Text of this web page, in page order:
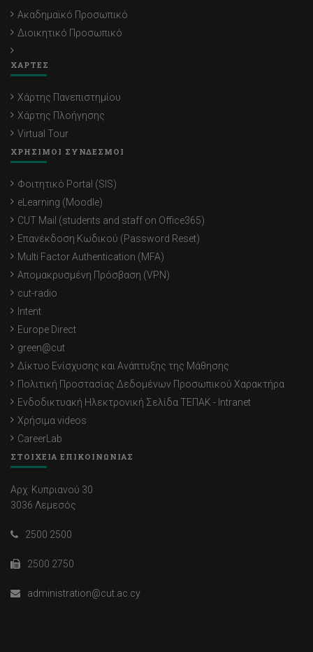
Ακαδημαϊκό Προσωπικό
Διοικητικό Προσωπικό
ΧΑΡΤΕΣ
Χάρτης Πανεπιστημίου
Χάρτης Πλοήγησης
Virtual Tour
ΧΡΗΣΙΜΟΙ ΣΥΝΔΕΣΜΟΙ
Φοιτητικό Portal (SIS)
eLearning (Moodle)
CUT Mail (students and staff on Office365)
Επανέκδοση Κωδικού (Password Reset)
Multi Factor Authentication (MFA)
Απομακρυσμένη Πρόσβαση (VPN)
cut-radio
Intent
Europe Direct
green@cut
Δίκτυο Ενίσχυσης και Ανάπτυξης της Μάθησης
Πολιτική Προστασίας Δεδομένων Προσωπικού Χαρακτήρα
Ενδοδικτυακή Ηλεκτρονική Σελίδα ΤΕΠΑΚ - Intranet
Χρήσιμα videos
CareerLab
ΣΤΟΙΧΕΙΑ ΕΠΙΚΟΙΝΩΝΙΑΣ
Αρχ. Κυπριανού 30
3036 Λεμεσός
2500 2500
2500 2750
administration@cut.ac.cy